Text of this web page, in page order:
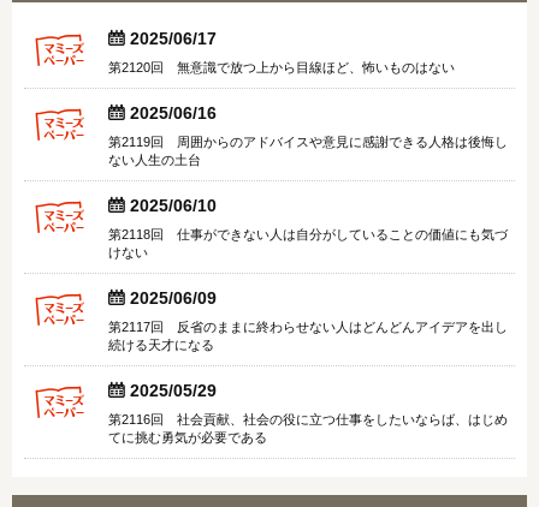
  2025/06/17
第2120回 無意識で放つ上から目線ほど、怖いものはない
  2025/06/16
第2119回 周囲からのアドバイスや意見に感謝できる人格は後悔し
ない人生の土台
  2025/06/10
第2118回 仕事ができない人は自分がしていることの価値にも気づ
けない
  2025/06/09
第2117回 反省のままに終わらせない人はどんどんアイデアを出し
続ける天才になる
  2025/05/29
第2116回 社会貢献、社会の役に立つ仕事をしたいならば、はじめ
てに挑む勇気が必要である